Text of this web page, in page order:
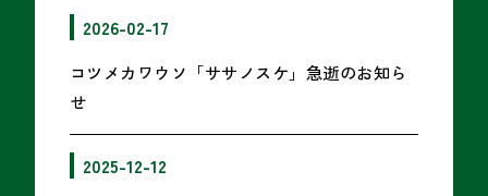
2026-02-17
コツメカワウソ「ササノスケ」急逝のお知ら
せ
2025-12-12